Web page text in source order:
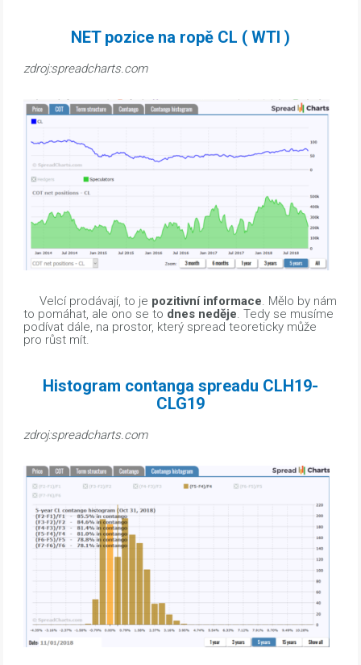
NET pozice na ropě CL ( WTI )
zdroj:spreadcharts.com
Velcí prodávají, to je pozitivní informace. Mělo by nám
to pomáhat, ale ono se to dnes neděje. Tedy se musíme
podívat dále, na prostor, který spread teoreticky může
pro růst mít.
Histogram contanga spreadu CLH19-
CLG19
zdroj:spreadcharts.com